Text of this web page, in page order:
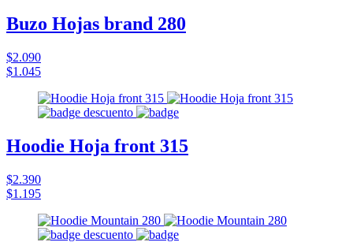
Buzo Hojas brand 280
$2.090
$1.045
Hoodie Hoja front 315
$2.390
$1.195